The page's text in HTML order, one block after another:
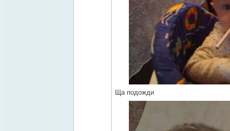
Ща подожди